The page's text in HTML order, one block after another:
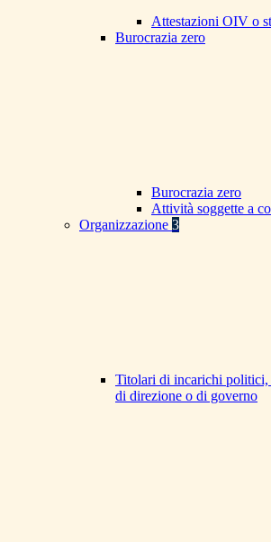
Attestazioni OIV o
Burocrazia zero
Burocrazia zero
Attività soggette a
Organizzazione 3
Titolari di incarichi politici,
di direzione o di governo